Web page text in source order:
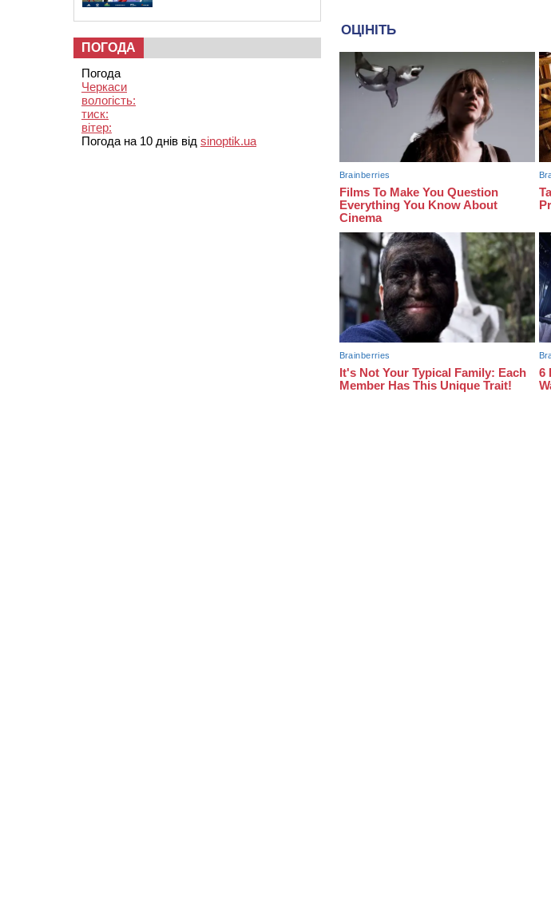
ПОГОДА
Погода
Черкаси
вологість:
тиск:
вітер:
Погода на 10 днів від sinoptik.ua